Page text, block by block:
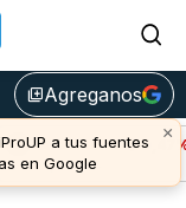
library_addAgreganos
(-0,47%)
6,44